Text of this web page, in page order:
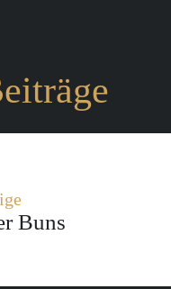
Buns